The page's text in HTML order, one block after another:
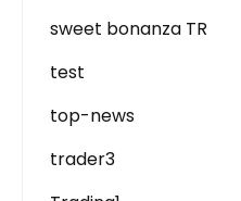
sweet bonanza TR
test
top-news
trader3